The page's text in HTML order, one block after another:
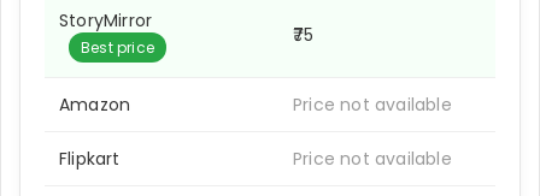
StoryMirror
Best price
₹75
Amazon Price not available
Flipkart Price not available